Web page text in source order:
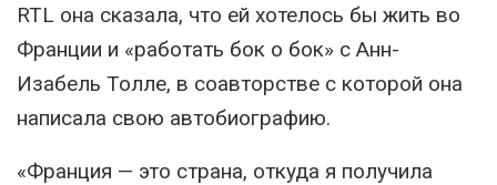
RTL она сказала, что ей хотелось бы жить во
Франции и «работать бок о бок» с Анн-
Изабель Толле, в соавторстве с которой она
написала свою автобиографию.
«Франция — это страна, откуда я получила